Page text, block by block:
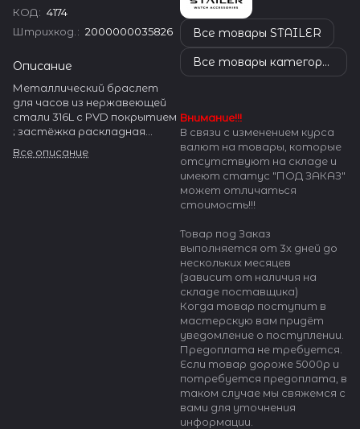
КОД: 4174
Штрихкод. : 2000000035826
Описание
Металлический браслет
для часов из нержавеющей
стали 316L с PVD покрытием
; застёжка раскладная
одной кнопкой,
Все описание
Все товары STAILER
Все товары категории
Внимание!!!
В связи с изменением курса
валют на товары, которые
отсутствуют на складе и
имеют статус "ПОД ЗАКАЗ"
может отличаться
стоимость!!!
Товар под Заказ
выполняется от 3х дней до
нескольких месяцев
(зависит от наличия на
складе поставщика)
Когда товар поступит в
мастерскую вам придёт
уведомление о поступлении.
Предоплата не требуется.
Если товар дороже 5000р и
потребуется предоплата, в
таком случае мы свяжемся с
вами для уточнения
информации.